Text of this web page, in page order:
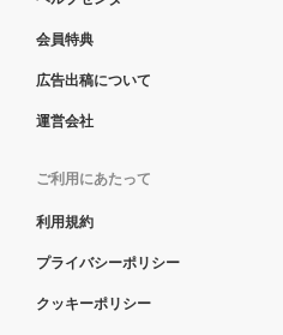
会員特典
広告出稿について
運営会社
ご利用にあたって
利用規約
プライバシーポリシー
クッキーポリシー